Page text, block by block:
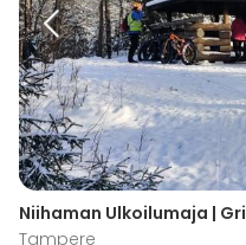
Niihaman Ulkoilumaja |
Tampere